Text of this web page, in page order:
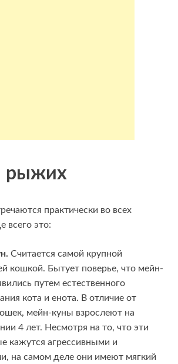
рыжих
практически во всех
всего это:
Считается самой крупной
кошкой. Бытует поверье, что мейн-
путем естественного
кота и енота. В отличие от
мейн-куны взрослеют на
4 лет. Несмотря на то, что эти
кажутся агрессивными и
на самом деле они имеют мягкий